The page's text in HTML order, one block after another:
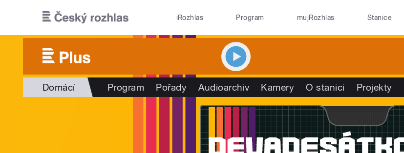
iRozhlas Program mujRozhlas Stanice
Domácí Program Pořady Audioarchiv Kamery O stanici Projekty